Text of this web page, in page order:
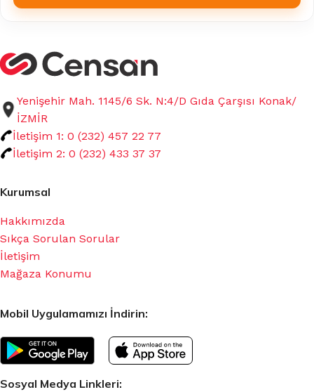
Yenişehir Mah. 1145/6 Sk. N:4/D Gıda Çarşısı Konak/
İZMİR
İletişim 1: 0 (232) 457 22 77
İletişim 2: 0 (232) 433 37 37
Kurumsal
Hakkımızda
Sıkça Sorulan Sorular
İletişim
Mağaza Konumu
Mobil Uygulamamızı İndirin:
Sosyal Medya Linkleri: